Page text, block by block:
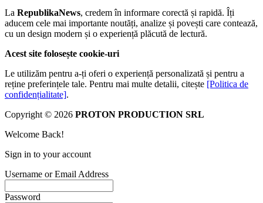
La RepublikaNews, credem în informare corectă și rapidă. Îți
aducem cele mai importante noutăți, analize și povești care contează,
cu un design modern și o experiență plăcută de lectură.
Acest site folosește cookie-uri
Le utilizăm pentru a-ți oferi o experiență personalizată și pentru a
reține preferințele tale. Pentru mai multe detalii, citește [Politica de
confidențialitate].
Copyright © 2026 PROTON PRODUCTION SRL
Welcome Back!
Sign in to your account
Username or Email Address
Password